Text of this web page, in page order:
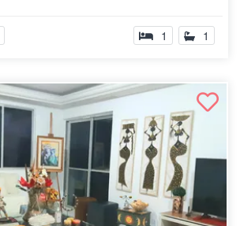
1 1